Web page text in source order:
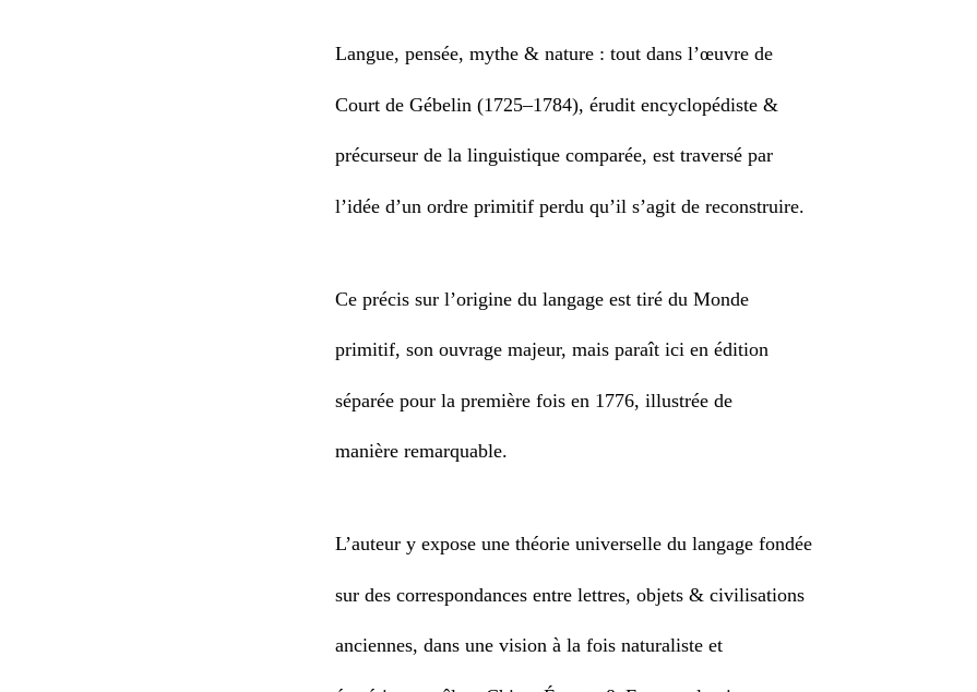
Langue, pensée, mythe & nature : tout dans l’œuvre de
Court de Gébelin (1725–1784), érudit encyclopédiste &
précurseur de la linguistique comparée, est traversé par
l’idée d’un ordre primitif perdu qu’il s’agit de reconstruire.
Ce précis sur l’origine du langage est tiré du Monde
primitif, son ouvrage majeur, mais paraît ici en édition
séparée pour la première fois en 1776, illustrée de
manière remarquable.
L’auteur y expose une théorie universelle du langage fondée
sur des correspondances entre lettres, objets & civilisations
anciennes, dans une vision à la fois naturaliste et